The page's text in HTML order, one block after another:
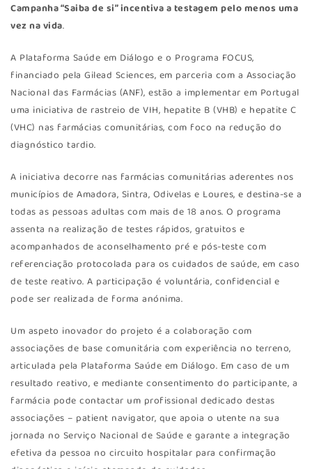
Campanha “Saiba de si” incentiva a testagem pelo menos uma
vez na vida.
A Plataforma Saúde em Diálogo e o Programa FOCUS,
financiado pela Gilead Sciences, em parceria com a Associação
Nacional das Farmácias (ANF), estão a implementar em Portugal
uma iniciativa de rastreio de VIH, hepatite B (VHB) e hepatite C
(VHC) nas farmácias comunitárias, com foco na redução do
diagnóstico tardio.
A iniciativa decorre nas farmácias comunitárias aderentes nos
municípios de Amadora, Sintra, Odivelas e Loures, e destina-se a
todas as pessoas adultas com mais de 18 anos. O programa
assenta na realização de testes rápidos, gratuitos e
acompanhados de aconselhamento pré e pós-teste com
referenciação protocolada para os cuidados de saúde, em caso
de teste reativo. A participação é voluntária, confidencial e
pode ser realizada de forma anónima.
Um aspeto inovador do projeto é a colaboração com
associações de base comunitária com experiência no terreno,
articulada pela Plataforma Saúde em Diálogo. Em caso de um
resultado reativo, e mediante consentimento do participante, a
farmácia pode contactar um profissional dedicado destas
associações – patient navigator, que apoia o utente na sua
jornada no Serviço Nacional de Saúde e garante a integração
efetiva da pessoa no circuito hospitalar para confirmação